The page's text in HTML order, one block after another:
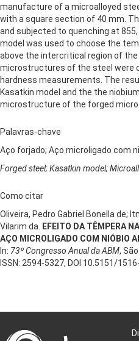
manufacture of a microalloyed
with a square section of 40 mm.
and subjected to quenching at 855,
model was used to choose the
above the intercritical region of
microstructures of the steel were
hardness measurements. The
Kasatkin model and the the
microstructure of the forged
Palavras-chave
Aço forjado; Aço microligado com
Forged steel; Kasatkin model;
Como citar
Oliveira, Pedro Gabriel Bonella de;
Vilarim da.
EFEITO DA TÊMPERA
AÇO MICROLIGADO COM NIÓBIO
In: 73º Congresso Anual da ABM,
ISSN: 2594-5327, DOI 10.5151/